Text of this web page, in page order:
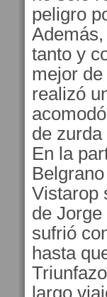
peligro
tanto y
mejor
realizó
de
En la
Vistarop
de
sufrió
hasta
largo